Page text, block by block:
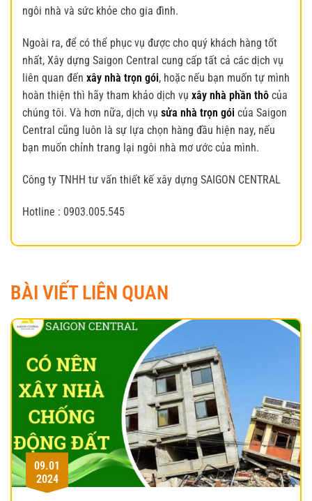
ngôi nhà và sức khỏe cho gia đình.
Ngoài ra, để có thể phục vụ được cho quý khách hàng tốt
nhất, Xây dựng Saigon Central cung cấp tất cả các dịch vụ
liên quan đến xây nhà trọn gói, hoặc nếu bạn muốn tự mình
hoàn thiện thì hãy tham khảo dịch vụ xây nhà phần thô của
chúng tôi. Và hơn nữa, dịch vụ sửa nhà trọn gói của Saigon
Central cũng luôn là sự lựa chọn hàng đầu hiện nay, nếu
bạn muốn chỉnh trang lại ngôi nhà mơ ước của mình.
Công ty TNHH tư vấn thiết kế xây dựng SAIGON CENTRAL
Hotline : 0903.005.545
BÀI VIẾT LIÊN QUAN
09.01
2024